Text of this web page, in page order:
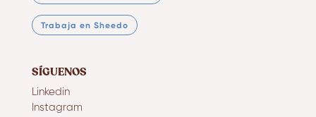
Trabaja en Sheedo
SÍGUENOS
Linkedin
Instagram